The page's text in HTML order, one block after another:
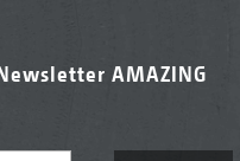
AMAZING